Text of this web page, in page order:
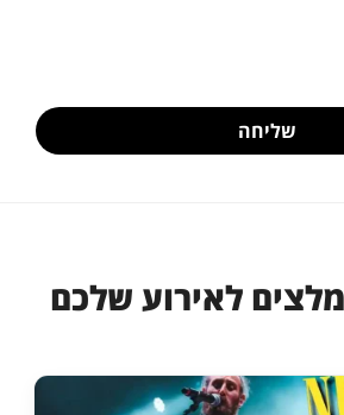
שליחה
לאירוע שלכם